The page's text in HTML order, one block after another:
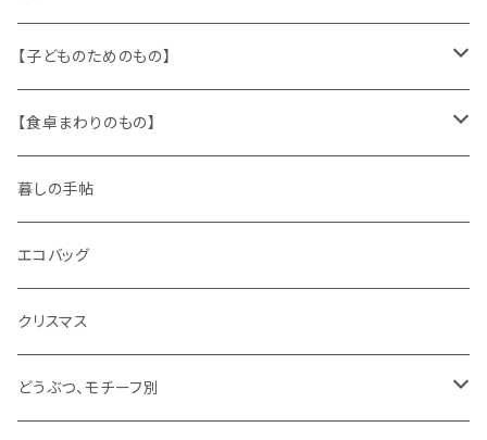
キャラクター
ピノキオ
文房具
木製品
ミニチュア、ドールハウス
パズル、ゲーム
古本、古雑誌、古えほん
古レコード
古せっけん
ラッピングペーパー、壁紙
ガラス
プラスチック
紙
トリム
ワッペン
キッチンクロス、ナプキン
ニット
布地
【子どものためのもの】
身に着けるもの
【食卓まわりのもの】
ガラス
花びん
小物入れ
陶磁器
カップアンドソーサー
プレート
木製品
ホーロー
暮しの手帖
エコバッグ
クリスマス
どうぶつ、モチーフ別